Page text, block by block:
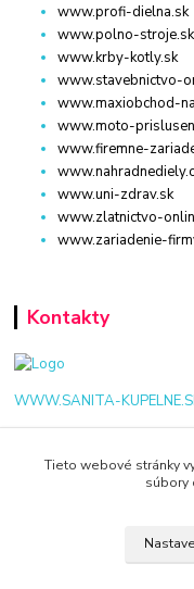
www.profi-dielna.sk
www.polno-stroje.sk
www.krby-kotly.sk
www.stavebnictvo-
www.maxiobchod-
www.moto-
www.firemne-
www.uni-zdrav.sk
www.zlatnictvo-
www.zariadenie-
Kontakty
WWW.SANITA-
+421 940 949 000
Tieto webové stránky
súbory